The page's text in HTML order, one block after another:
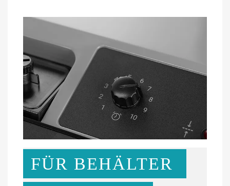
FÜR BEHÄLTER